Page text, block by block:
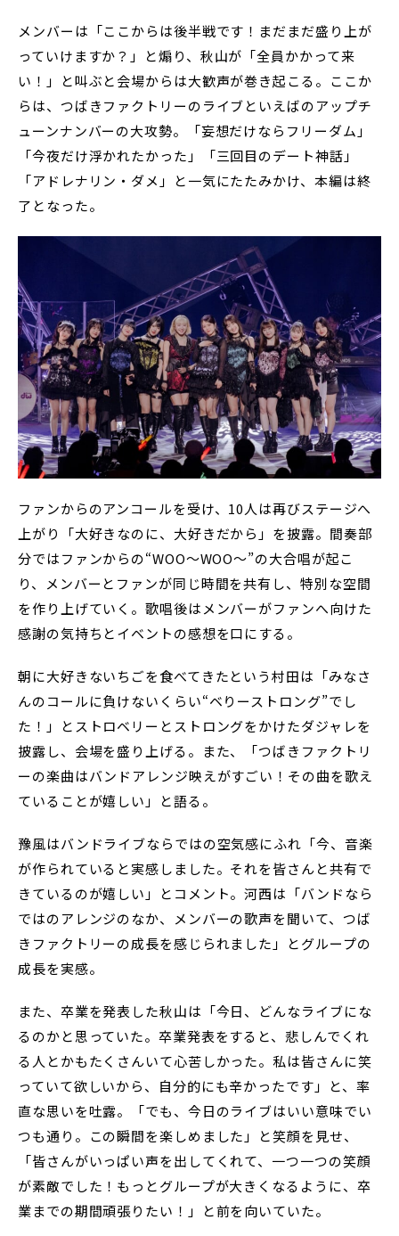
メンバーは「ここからは後半戦です！まだまだ盛り上が
っていけますか？」と煽り、秋山が「全員かかって来
い！」と叫ぶと会場からは大歓声が巻き起こる。ここか
らは、つばきファクトリーのライブといえばのアップチ
ューンナンバーの大攻勢。「妄想だけならフリーダム」
「今夜だけ浮かれたかった」「三回目のデート神話」
「アドレナリン・ダメ」と一気にたたみかけ、本編は終
了となった。
ファンからのアンコールを受け、10人は再びステージへ
上がり「大好きなのに、大好きだから」を披露。間奏部
分ではファンからの“WOO～WOO～”の大合唱が起こ
り、メンバーとファンが同じ時間を共有し、特別な空間
を作り上げていく。歌唱後はメンバーがファンへ向けた
感謝の気持ちとイベントの感想を口にする。
朝に大好きないちごを食べてきたという村田は「みなさ
んのコールに負けないくらい“ベりーストロング”でし
た！」とストロベリーとストロングをかけたダジャレを
披露し、会場を盛り上げる。また、「つばきファクトリ
ーの楽曲はバンドアレンジ映えがすごい！その曲を歌え
ていることが嬉しい」と語る。
豫風はバンドライブならではの空気感にふれ「今、音楽
が作られていると実感しました。それを皆さんと共有で
きているのが嬉しい」とコメント。河西は「バンドなら
ではのアレンジのなか、メンバーの歌声を聞いて、つば
きファクトリーの成長を感じられました」とグループの
成長を実感。
また、卒業を発表した秋山は「今日、どんなライブにな
るのかと思っていた。卒業発表をすると、悲しんでくれ
る人とかもたくさんいて心苦しかった。私は皆さんに笑
っていて欲しいから、自分的にも辛かったです」と、率
直な思いを吐露。「でも、今日のライブはいい意味でい
つも通り。この瞬間を楽しめました」と笑顔を見せ、
「皆さんがいっぱい声を出してくれて、一つ一つの笑顔
が素敵でした！もっとグループが大きくなるように、卒
業までの期間頑張りたい！」と前を向いていた。